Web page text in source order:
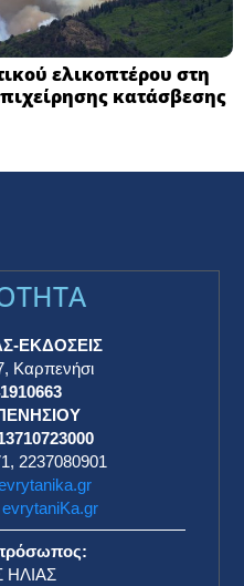
ελικοπτέρου στη
κατάσβεσης
ΕΚΔΟΣΕΙΣ
Καρπενήσι
2237080901
evrytaniKa.gr
ΗΛΙΑΣ